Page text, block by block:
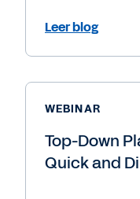
Leer blog
WEBINAR
Top-Down
Quick and